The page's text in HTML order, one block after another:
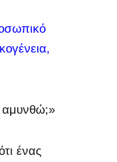
αμυνθώ;»
ένας